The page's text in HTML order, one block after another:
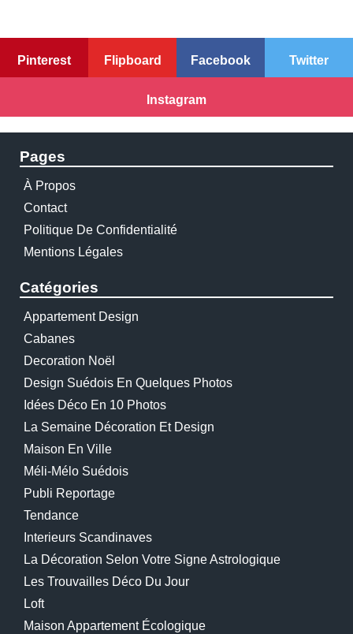
Pinterest Flipboard Facebook Twitter
Instagram
Pages
À Propos
Contact
Politique De Confidentialité
Mentions Légales
Catégories
Appartement Design
Cabanes
Decoration Noël
Design Suédois En Quelques Photos
Idées Déco En 10 Photos
La Semaine Décoration Et Design
Maison En Ville
Méli-Mélo Suédois
Publi Reportage
Tendance
Interieurs Scandinaves
La Décoration Selon Votre Signe Astrologique
Les Trouvailles Déco Du Jour
Loft
Maison Appartement Écologique